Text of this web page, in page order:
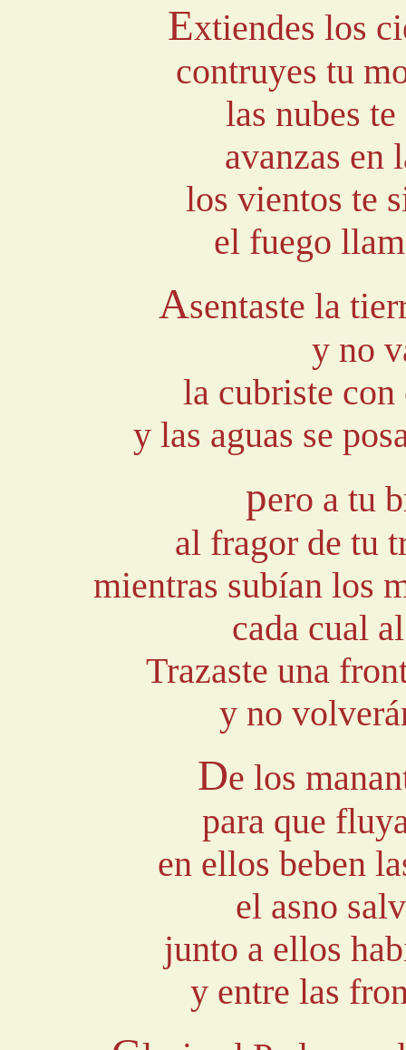
Extiendes los
contruyes tu
las nubes
avanzas en
los vientos te
el fuego
Asentaste la
y no
la cubriste con
y las aguas se
pero a tu
al fragor de tu
mientras subían los
cada cual
Trazaste una
y no
De los
para que
en ellos beben
el asno
junto a ellos
y entre las